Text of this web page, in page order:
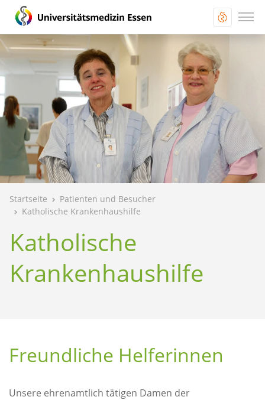
Startseite
Patienten und Besucher
Katholische Krankenhaushilfe
Katholische
Krankenhaus­hilfe
Freundliche Helferinnen
Unsere ehrenamtlich tätigen Damen der